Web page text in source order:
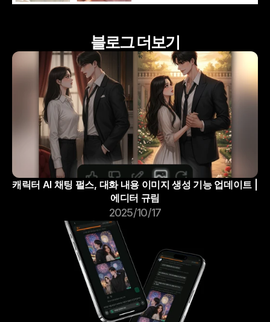
블로그 더보기
캐릭터 AI 채팅 펄스, 대화 내용 이미지 생성 기능 업데이트 |
에디터 규림
2025/10/17